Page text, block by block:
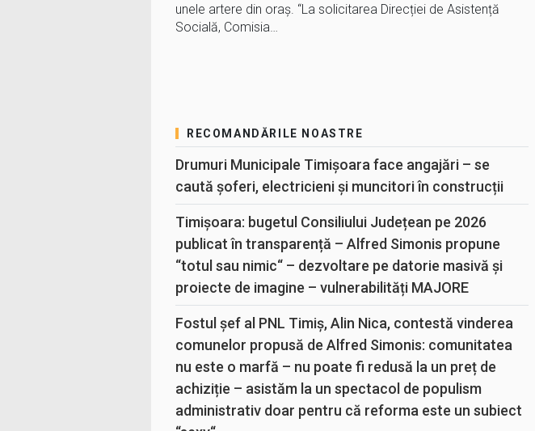
unele artere din oraș. “La solicitarea Direcției de Asistență
Socială, Comisia…
RECOMANDĂRILE NOASTRE
Drumuri Municipale Timișoara face angajări – se
caută șoferi, electricieni și muncitori în construcții
Timișoara: bugetul Consiliului Județean pe 2026
publicat în transparență – Alfred Simonis propune
“totul sau nimic“ – dezvoltare pe datorie masivă și
proiecte de imagine – vulnerabilități MAJORE
Fostul șef al PNL Timiș, Alin Nica, contestă vinderea
comunelor propusă de Alfred Simonis: comunitatea
nu este o marfă – nu poate fi redusă la un preț de
achiziție – asistăm la un spectacol de populism
administrativ doar pentru că reforma este un subiect